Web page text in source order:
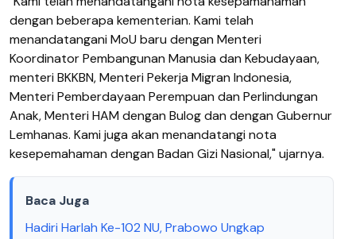
dengan beberapa kementerian. Kami telah
menandatangani MoU baru dengan Menteri
Koordinator Pembangunan Manusia dan Kebudayaan,
menteri BKKBN, Menteri Pekerja Migran Indonesia,
Menteri Pemberdayaan Perempuan dan Perlindungan
Anak, Menteri HAM dengan Bulog dan dengan Gubernur
Lemhanas. Kami juga akan menandatangi nota
kesepemahaman dengan Badan Gizi Nasional," ujarnya.
Baca Juga
Hadiri Harlah Ke-102 NU, Prabowo Ungkap